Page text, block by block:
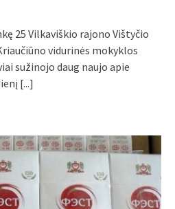
25 Vilkaviškio rajono Vištyčio
vidurinės mokyklos
sužinojo daug naujo apie
[...]